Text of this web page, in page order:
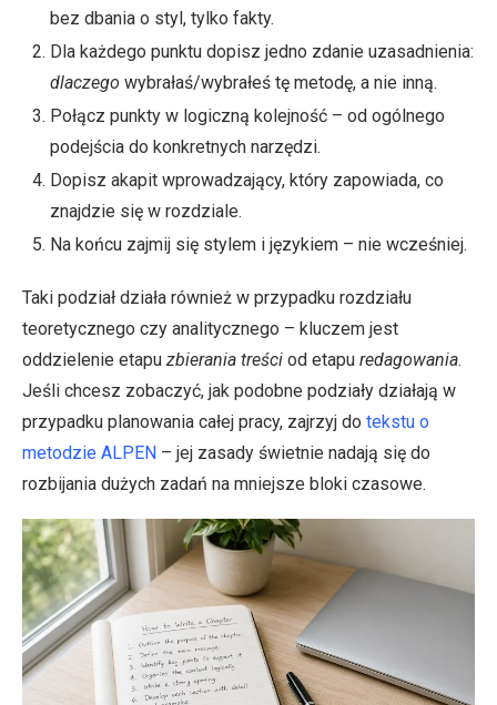
bez dbania o styl, tylko fakty.
Dla każdego punktu dopisz jedno zdanie uzasadnienia:
dlaczego wybrałaś/wybrałeś tę metodę, a nie inną.
Połącz punkty w logiczną kolejność – od ogólnego
podejścia do konkretnych narzędzi.
Dopisz akapit wprowadzający, który zapowiada, co
znajdzie się w rozdziale.
Na końcu zajmij się stylem i językiem – nie wcześniej.
Taki podział działa również w przypadku rozdziału
teoretycznego czy analitycznego – kluczem jest
oddzielenie etapu zbierania treści od etapu redagowania.
Jeśli chcesz zobaczyć, jak podobne podziały działają w
przypadku planowania całej pracy, zajrzyj do tekstu o
metodzie ALPEN – jej zasady świetnie nadają się do
rozbijania dużych zadań na mniejsze bloki czasowe.